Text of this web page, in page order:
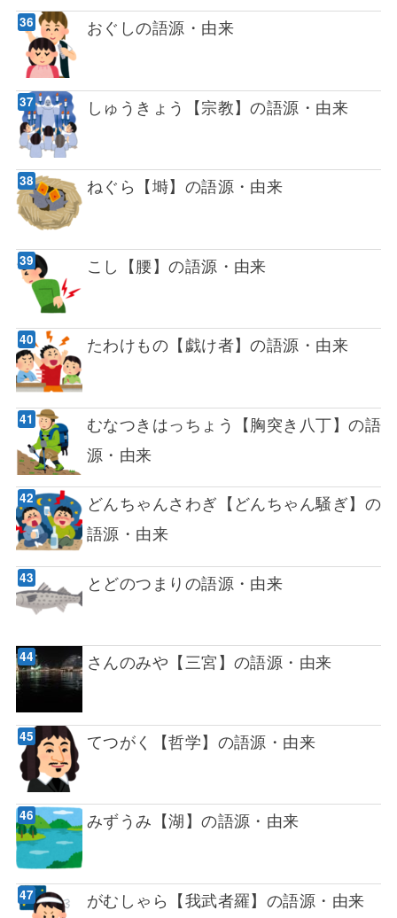
おぐしの語源・由来
しゅうきょう【宗教】の語源・由来
ねぐら【塒】の語源・由来
こし【腰】の語源・由来
たわけもの【戯け者】の語源・由来
むなつきはっちょう【胸突き八丁】の語
源・由来
どんちゃんさわぎ【どんちゃん騒ぎ】の
語源・由来
とどのつまりの語源・由来
さんのみや【三宮】の語源・由来
てつがく【哲学】の語源・由来
みずうみ【湖】の語源・由来
がむしゃら【我武者羅】の語源・由来